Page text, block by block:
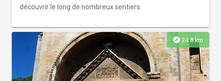
découvrir le long de nombreux sentiers.
explore 24.8 km